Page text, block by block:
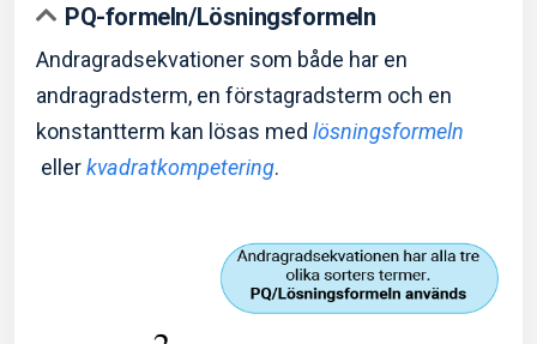
PQ-formeln/Lösningsformeln
Andragradsekvationer som både har en
andragradsterm, en förstagradsterm och en
konstantterm kan lösas med lösningsformeln
ellerkvadratkompetering.